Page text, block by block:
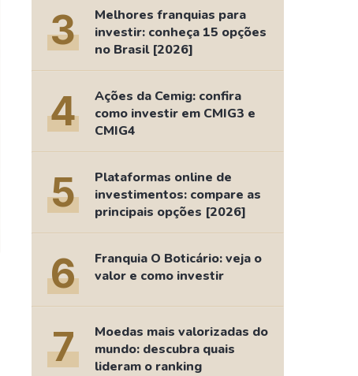
As Ações Mais Buscadas
Guia do Iniciante
3
Melhores franquias para
investir: conheça 15 opções
no Brasil [2026]
4
Ações da Cemig: confira
como investir em CMIG3 e
CMIG4
5
Plataformas online de
investimentos: compare as
principais opções [2026]
6
Franquia O Boticário: veja o
valor e como investir
7
Moedas mais valorizadas do
mundo: descubra quais
lideram o ranking